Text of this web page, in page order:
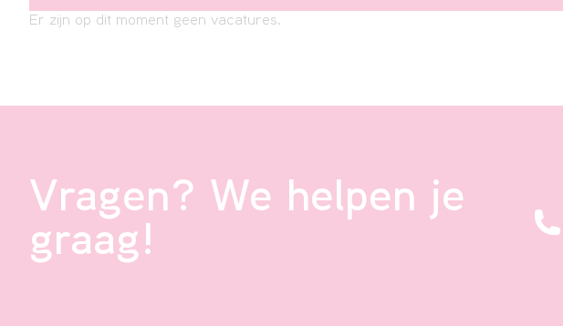
Er zijn op dit moment geen vacatures.
Vragen? We helpen je
graag!